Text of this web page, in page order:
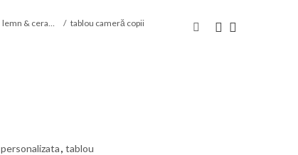
lemn & ceramică tablou cameră copii
personalizata, tablou